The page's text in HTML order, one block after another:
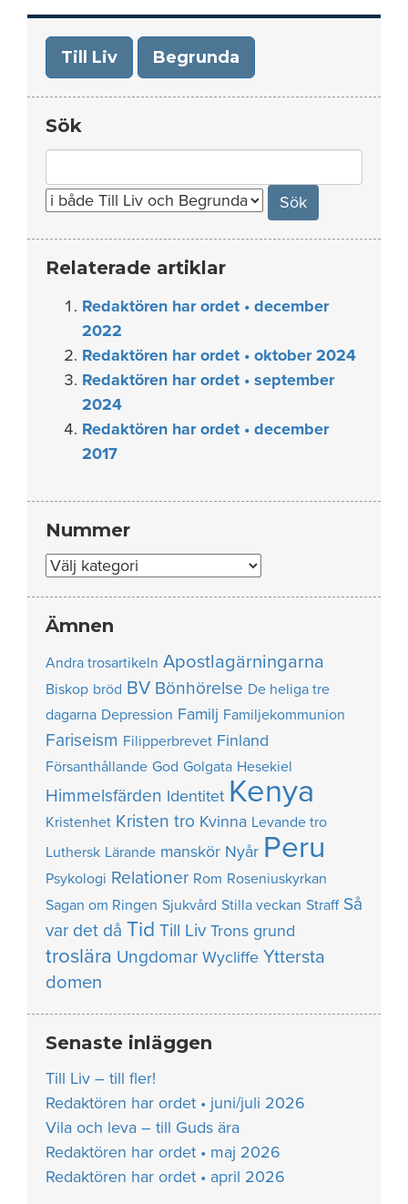
Till Liv Begrunda
Sök
for:
Relaterade artiklar
Redaktören har ordet • december
2022
Redaktören har ordet • oktober 2024
Redaktören har ordet • september
2024
Redaktören har ordet • december
2017
Nummer
Nummer
Ämnen
Andra trosartikeln Apostlagärningarna
Biskop bröd BV Bönhörelse De heliga tre
dagarna Depression Familj Familjekommunion
Fariseism Filipperbrevet Finland
Försanthållande God Golgata Hesekiel
Himmelsfärden Identitet Kenya
Kristenhet Kristen tro Kvinna Levande tro
Luthersk Lärande manskör Nyår Peru
Psykologi Relationer Rom Roseniuskyrkan
Sagan om Ringen Sjukvård Stilla veckan Straff Så
var det då Tid Till Liv Trons grund
troslära Ungdomar Wycliffe Yttersta
domen
Senaste inläggen
Till Liv – till fler!
Redaktören har ordet • juni/juli 2026
Vila och leva – till Guds ära
Redaktören har ordet • maj 2026
Redaktören har ordet • april 2026